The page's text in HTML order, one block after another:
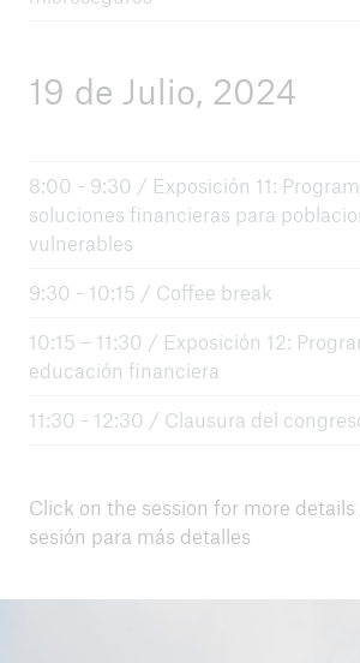
19 de Julio, 2024
8:00 - 9:30 / Exposición 11:
soluciones financieras para
vulnerables
9:30 - 10:15 / Coffee break
10:15 – 11:30 / Exposición 12:
educación financiera
11:30 - 12:30 / Clausura del
Click on the session for more
sesión para más detalles